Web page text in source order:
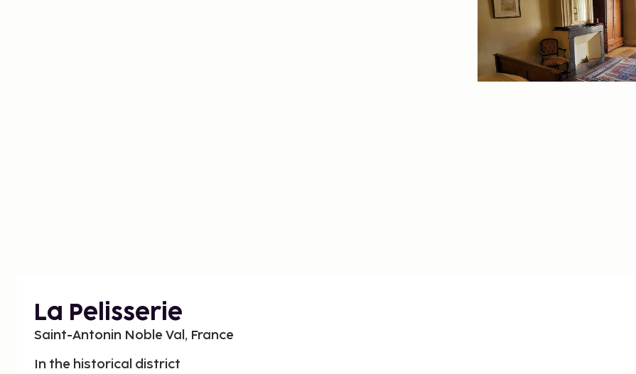
La Pelisserie
Saint-Antonin Noble Val, France
In the historical district